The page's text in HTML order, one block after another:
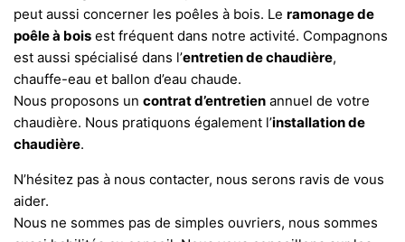
peut aussi concerner les poêles à bois. Le ramonage de
poêle à bois est fréquent dans notre activité. Compagnons
est aussi spécialisé dans l’entretien de chaudière,
chauffe-eau et ballon d’eau chaude.
Nous proposons un contrat d’entretien annuel de votre
chaudière. Nous pratiquons également l’installation de
chaudière.
N’hésitez pas à nous contacter, nous serons ravis de vous
aider.
Nous ne sommes pas de simples ouvriers, nous sommes